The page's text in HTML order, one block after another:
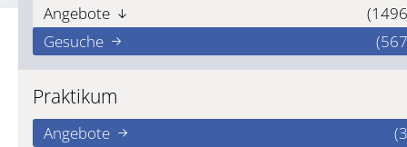
Angebote
Gesuche
Praktikum
Angebote